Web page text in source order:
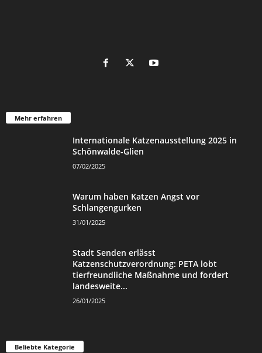
Mehr erfahren
Internationale Katzenausstellung 2025 in
Schönwalde-Glien
07/02/2025
Warum haben Katzen Angst vor
Schlangengurken
31/01/2025
Stadt Senden erlässt
Katzenschutzverordnung: PETA lobt
tierfreundliche Maßnahme und fordert
landesweite...
26/01/2025
Beliebte Kategorie